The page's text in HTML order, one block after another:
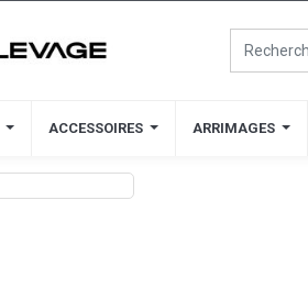
ACCESSOIRES ARRIMAGES
ACCESSOIRES ARRIMAGES